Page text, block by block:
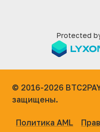
Protected
© 2016-2026
защищены.
Политика AML